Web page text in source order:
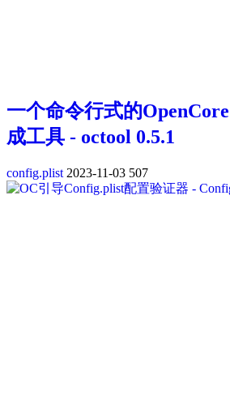
一个命令行式的
成工具 - octool 0.5.1
config.plist 2023-11-03 507